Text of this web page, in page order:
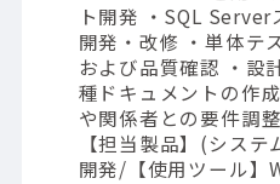
ト開発 ・SQL
開発・改修 ・単体テ
および品質確認 ・設
種ドキュメントの作
や関係者との要件調
【担当製品】(シス
開発/【使用ツール】